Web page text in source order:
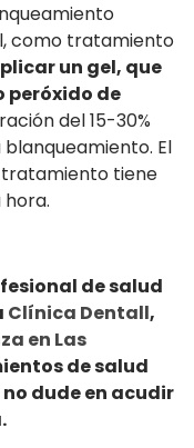
como tratamiento
un gel, que
peróxido de
del 15-30%
El
tratamiento tiene
de salud
Clínica Dentall,
en Las
de salud
dude en acudir